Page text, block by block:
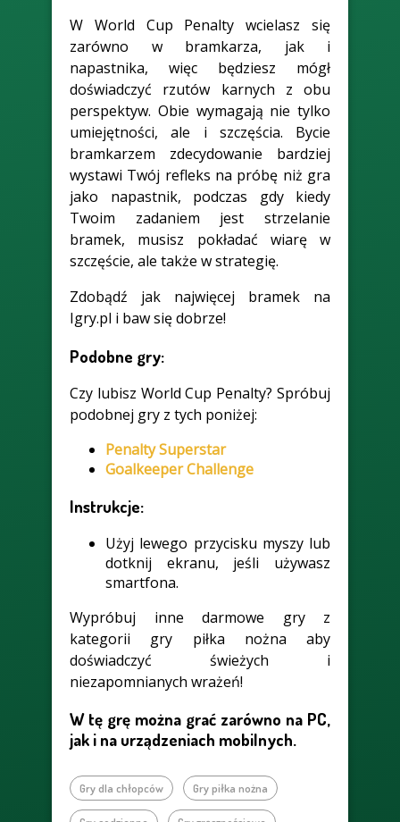
W World Cup Penalty wcielasz się
zarówno w bramkarza, jak i
napastnika, więc będziesz mógł
doświadczyć rzutów karnych z obu
perspektyw. Obie wymagają nie tylko
umiejętności, ale i szczęścia. Bycie
bramkarzem zdecydowanie bardziej
wystawi Twój refleks na próbę niż gra
jako napastnik, podczas gdy kiedy
Twoim zadaniem jest strzelanie
bramek, musisz pokładać wiarę w
szczęście, ale także w strategię.
Zdobądź jak najwięcej bramek na
Igry.pl i baw się dobrze!
Podobne gry:
Czy lubisz World Cup Penalty? Spróbuj
podobnej gry z tych poniżej:
Penalty Superstar
Goalkeeper Challenge
Instrukcje:
Użyj lewego przycisku myszy lub
dotknij ekranu, jeśli używasz
smartfona.
Wypróbuj inne darmowe gry z
kategorii gry piłka nożna aby
doświadczyć świeżych i
niezapomnianych wrażeń!
W tę grę można grać zarówno na PC,
jak i na urządzeniach mobilnych.
Gry dla chłopców Gry piłka nożna